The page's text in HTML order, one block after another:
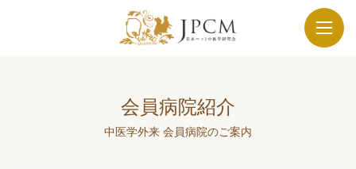
会員病院紹介
中医学外来 会員病院のご案内